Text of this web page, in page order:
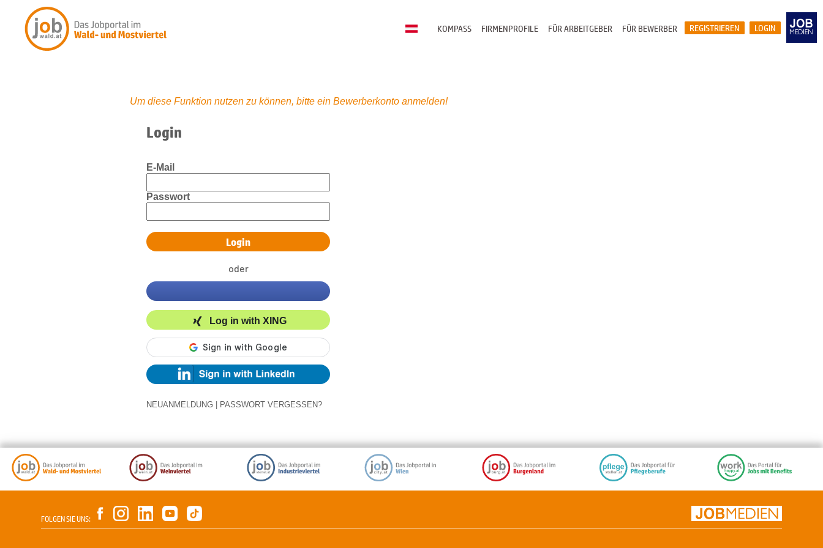
LOGIN
REGISTRIEREN
FÜR BEWERBER
FÜR ARBEITGEBER
FIRMENPROFILE
KOMPASS
Um diese Funktion nutzen zu können, bitte ein Bewerberkonto anmelden!
Login
E-Mail
Passwort
oder
Log in with XING
NEUANMELDUNG PASSWORT VERGESSEN?
FOLGEN SIE UNS: